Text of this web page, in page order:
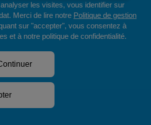
les visites, vous identifier sur
Merci de lire notre Politique de gestion
sur "accepter", vous consentez à
et à notre politique de confidentialité.